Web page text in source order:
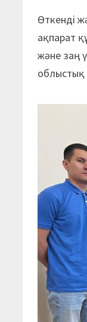
Өткенді
ақпарат
және заң
облыстық